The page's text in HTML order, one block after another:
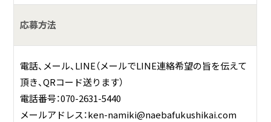
応募方法
電話、メール、LINE（メールでLINE連絡希望の旨を伝えて
頂き、QRコード送ります）
電話番号：070-2631-5440
メールアドレス：ken-namiki@naebafukushikai.com